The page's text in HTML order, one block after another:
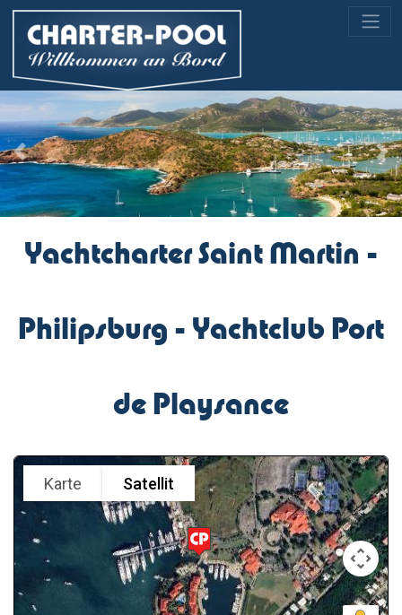
Previous Next
Yachtcharter Saint Martin -
Philipsburg - Yachtclub Port
de Playsance